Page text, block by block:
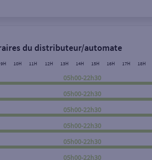
de monnaie €
Rechercher
du distributeur/automate
9H 10H 11H 12H 13H 14H 15H 16H 17H 18H
05h00-22h30
05h00-22h30
05h00-22h30
05h00-22h30
05h00-22h30
05h00-22h30